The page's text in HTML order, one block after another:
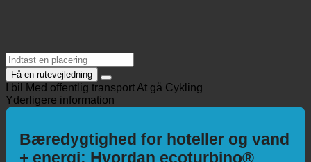
Få en rutevejledning
Yderligere information